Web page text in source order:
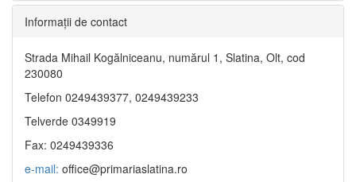
Informaţii de contact
Strada Mihail Kogălniceanu, numărul 1, Slatina, Olt, cod
230080
Telefon 0249439377, 0249439233
Telverde 0349919
Fax: 0249439336
e-mail: office@primariaslatina.ro